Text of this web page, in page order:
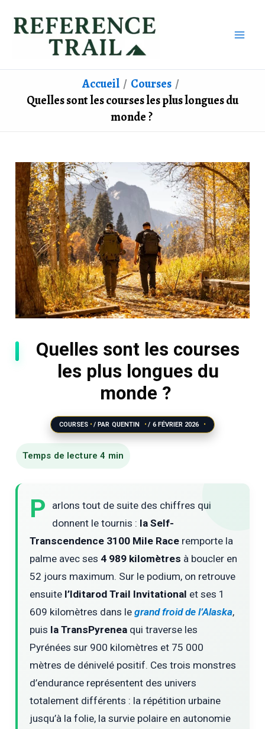
Accueil
Courses
Quelles sont les courses les plus longues du
monde ?
Quelles sont les courses
les plus longues du
monde ?
COURSES / PAR QUENTIN / 6 FÉVRIER 2026
P
arlons tout de suite des chiffres qui
donnent le tournis : la Self-
Transcendence 3100 Mile Race remporte la
palme avec ses 4 989 kilomètres à boucler en
52 jours maximum. Sur le podium, on retrouve
ensuite l’Iditarod Trail Invitational et ses 1
609 kilomètres dans legrand froid de l’Alaska,
puis la TransPyrenea qui traverse les
Pyrénées sur 900 kilomètres et 75 000
mètres de dénivelé positif. Ces trois monstres
d’endurance représentent des univers
totalement différents : la répétition urbaine
jusqu’à la folie, la survie polaire en autonomie